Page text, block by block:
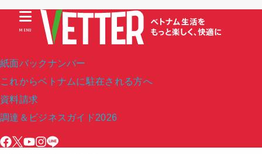
紙面バックナンバー
これからベトナムに駐在される方へ
資料請求
調達＆ビジネスガイド2026
MENU